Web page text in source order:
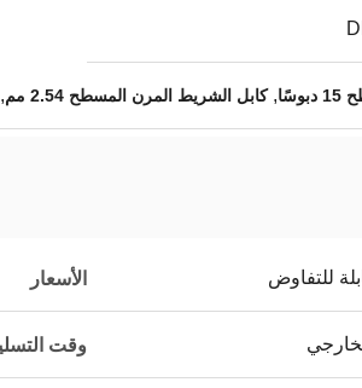
,كابل الشريط المرن المسطح 2.54 مم
للتفاوض الأسعار
وقت